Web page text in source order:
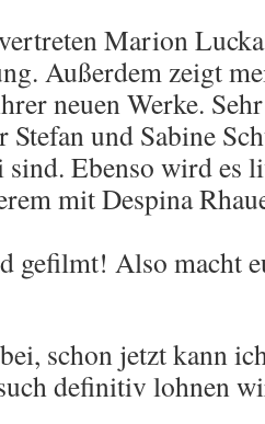
Marion
Außerdem zeigt
neuen Werke.
Stefan und Sabine
Ebenso wird es
mit Despina
gefilmt! Also macht
schon jetzt kann
definitiv lohnen